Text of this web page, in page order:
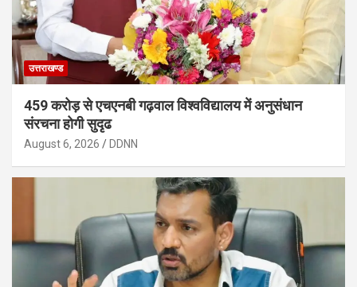
उत्तराखण्ड
459 करोड़ से एचएनबी गढ़वाल विश्वविद्यालय में अनुसंधान
संरचना होगी सुदृढ
August 6, 2026 DDNN